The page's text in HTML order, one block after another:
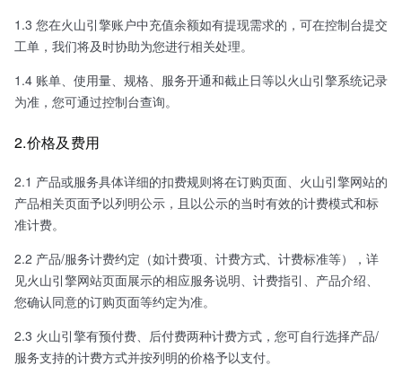
1.3 您在火山引擎账户中充值余额如有提现需求的，可在控制台提交
工单，我们将及时协助为您进行相关处理。
1.4 账单、使用量、规格、服务开通和截止日等以火山引擎系统记录
为准，您可通过控制台查询。
2.价格及费用
2.1 产品或服务具体详细的扣费规则将在订购页面、火山引擎网站的
产品相关页面予以列明公示，且以公示的当时有效的计费模式和标
准计费。
2.2 产品/服务计费约定（如计费项、计费方式、计费标准等），详
见火山引擎网站页面展示的相应服务说明、计费指引、产品介绍、
您确认同意的订购页面等约定为准。
2.3 火山引擎有预付费、后付费两种计费方式，您可自行选择产品/
服务支持的计费方式并按列明的价格予以支付。